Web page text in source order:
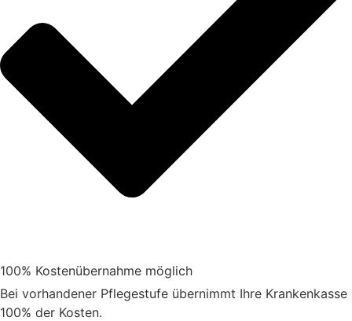
100% Kostenübernahme möglich
Bei vorhandener Pflegestufe übernimmt Ihre Krankenkasse
100% der Kosten.